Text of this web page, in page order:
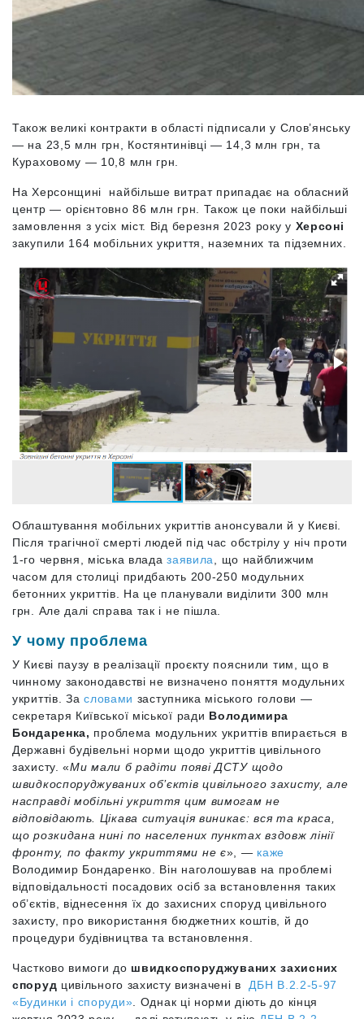
Також великі контракти в області підписали у Слов’янську
— на 23,5 млн грн, Костянтинівці — 14,3 млн грн, та
Кураховому — 10,8 млн грн.
На Херсонщині найбільше витрат припадає на обласний
центр — орієнтовно 86 млн грн. Також це поки найбільші
замовлення з усіх міст. Від березня 2023 року у Херсоні
закупили 164 мобільних укриття, наземних та підземних.
Облаштування мобільних укриттів анонсували й у Києві.
Після трагічної смерті людей під час обстрілу у ніч проти
1-го червня, міська владазаявила
, що найближчим
часом для столиці придбають 200-250 модульних
бетонних укриттів. На це планували виділити 300 млн
грн. Але далі справа так і не пішла.
У чому проблема
У Києві паузу в реалізації проєкту пояснили тим, що в
чинному законодавстві не визначено поняття модульних
укриттів. Засловами заступника міського голови —
секретаря Київської міської ради Володимира
Бондаренка, проблема модульних укриттів впирається в
Державні будівельні норми щодо укриттів цивільного
захисту. «Ми мали б радіти появі ДСТУ щодо
швидкоспоруджуваних об’єктів цивільного захисту, але
насправді мобільні укриття цим вимогам не
відповідають. Цікава ситуація виникає: вся та краса,
що розкидана нині по населених пунктах вздовж лінії
фронту, по факту укриттями не є», — каже
Володимир Бондаренко. Він наголошував на проблемі
відповідальності посадових осіб за встановлення таких
об’єктів, віднесення їх до захисних споруд цивільного
захисту, про використання бюджетних коштів, й до
процедури будівництва та встановлення.
Частково вимоги до швидкоспоруджуваних захисних
споруд цивільного захисту визначені в
ДБН В.2.2-5-97
«Будинки і споруди» . Однак ці норми діють до кінця